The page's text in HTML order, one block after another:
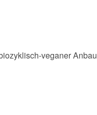
veganer Anbau